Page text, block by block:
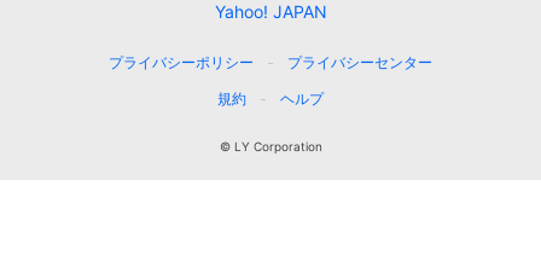
Yahoo! JAPAN
プライバシーポリシー
プライバシーセンター
規約
ヘルプ
© LY Corporation